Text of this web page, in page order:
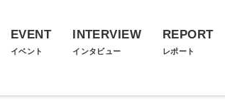
EVENT
イベント
INTERVIEW
インタビュー
REPORT
レポート